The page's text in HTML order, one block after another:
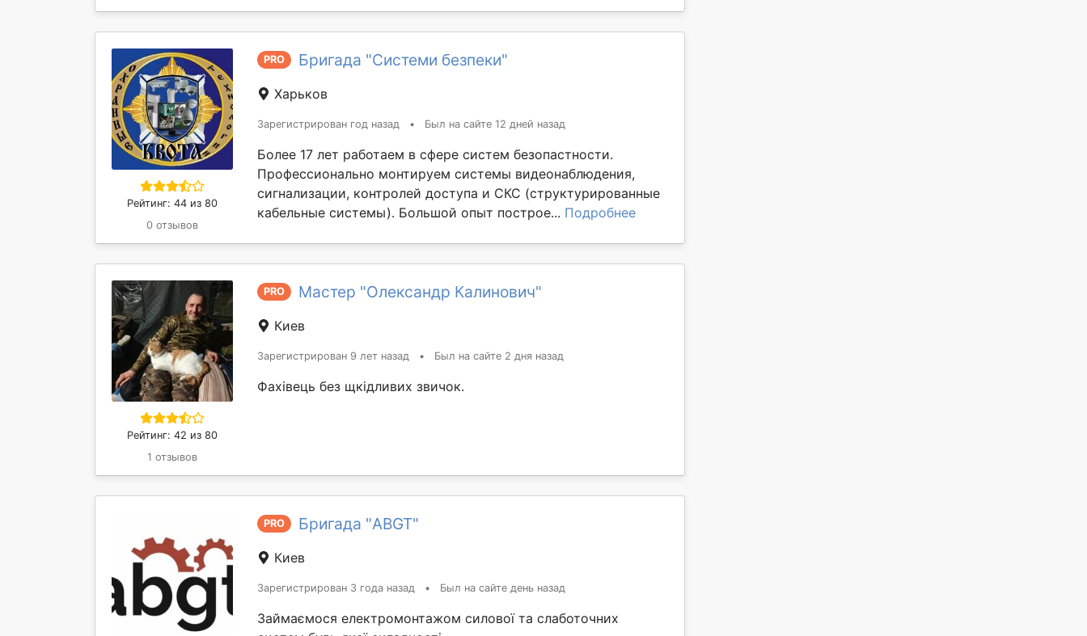
Рейтинг: 44 из 80
0 отзывов
PRO Бригада "Системи безпеки"
Харьков
Зарегистрирован год назад • Был на сайте 12 дней назад
Более 17 лет работаем в сфере систем безопастности.
Профессионально монтируем системы видеонаблюдения,
сигнализации, контролей доступа и СКС (структурированные
кабельные системы). Большой опыт построе... Подробнее
Рейтинг: 42 из 80
1 отзывов
PRO Мастер "Олександр Калинович"
Киев
Зарегистрирован 9 лет назад • Был на сайте 2 дня назад
Фахівець без щкідливих звичок.
PRO Бригада "ABGT"
Киев
Зарегистрирован 3 года назад • Был на сайте день назад
Займаємося електромонтажом силової та слаботочних